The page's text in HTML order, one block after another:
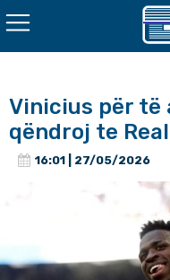
Vinicius për të
qëndroj te
16:01 | 27/05/2026